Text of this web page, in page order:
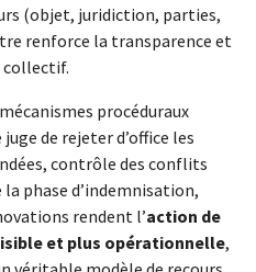
(objet, juridiction, parties,
renforce la transparence et
procéduraux
de rejeter d’office les
contrôle des conflits
phase d’indemnisation,
rendent l’action de
et plus opérationnelle,